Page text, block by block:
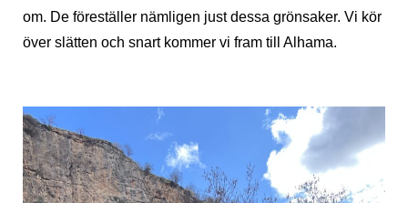
om. De föreställer nämligen just dessa grönsaker. Vi kör
över slätten och snart kommer vi fram till Alhama.